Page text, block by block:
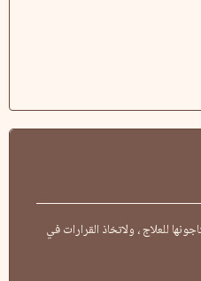
للعلاج ، ولاتخاذ القرارات في